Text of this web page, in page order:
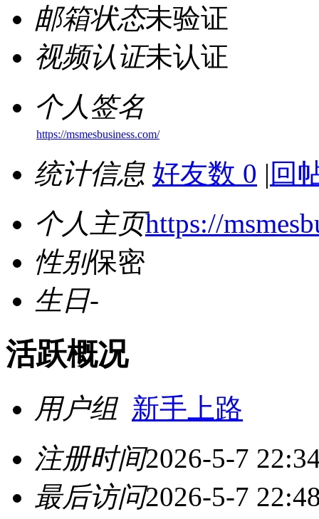
邮箱状态未验证
视频认证未认证
个人签名
https://msmesbusiness.com/
统计信息 好友数 0 | 回
个人主页https://
性别保密
生日-
活跃概况
用户组 新手上路
注册时间2026-5-7
最后访问2026-5-7